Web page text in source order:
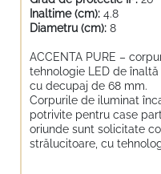
Inaltime (cm): 4.8
Diametru (cm): 8
ACCENTA PURE –
tehnologie LED de
cu decupaj de 68 mm.
Corpurile de iluminat
potrivite pentru case
oriunde sunt solicitate
strălucitoare, cu